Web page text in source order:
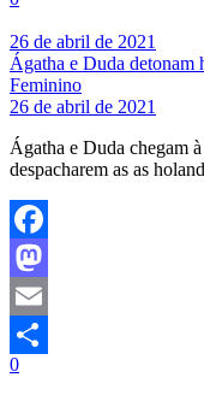
Share
26 de abril de 2021
Ágatha e Duda detonam
Feminino
26 de abril de 2021
Ágatha e Duda chegam
despacharem as as
Facebook
Mastodon
Email
Share
0